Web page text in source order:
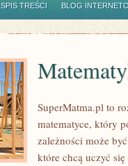
SPIS TREŚCI BLOG
SuperMatma.pl to
matematyce, który
zależności może
które chcą uczyć